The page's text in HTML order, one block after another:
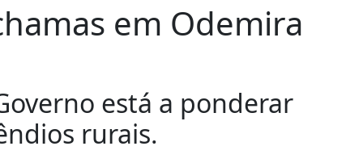
em Odemira
está a ponderar
rurais.